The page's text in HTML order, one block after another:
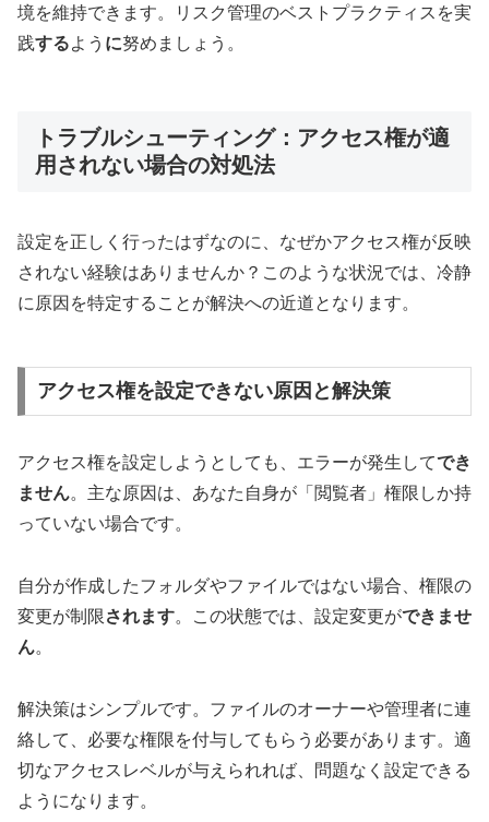
境を維持できます。リスク管理のベストプラクティスを実
践するよう に努めましょう。
トラブルシューティング：アクセス権が適
用されない場合の対処法
設定を正しく行ったはずなのに、なぜかアクセス権が反映
されない経験はありませんか？このような状況では、冷静
に原因を特定することが解決への近道となります。
アクセス権を設定できない原因と解決策
アクセス権を設定しようとしても、エラーが発生してでき
ません。主な原因は、あなた自身が「閲覧者」権限しか持
っていない場合です。
自分が作成したフォルダやファイルではない場合、権限の
変更が制限されます。この状態では、設定変更ができませ
ん。
解決策はシンプルです。ファイルのオーナーや管理者に連
絡して、必要な権限を付与してもらう必要があります。適
切なアクセスレベルが与えられれば、問題なく設定できる
ようになります。